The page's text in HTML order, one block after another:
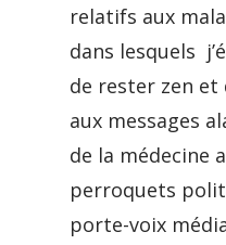
relatifs aux
dans lesquels
de rester zen
aux messages
de la médecine
perroquets
porte-voix